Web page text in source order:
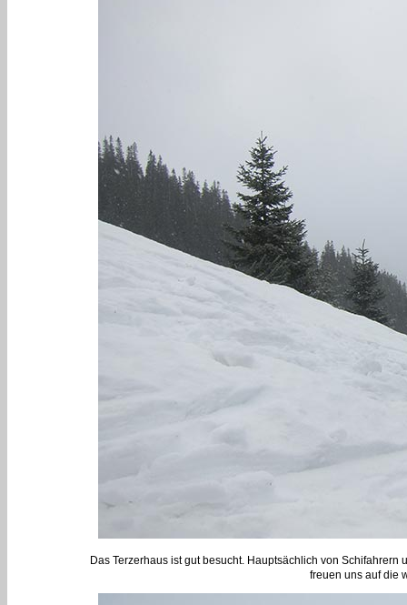
Das Terzerhaus ist gut besucht. Hauptsächlich von
freuen uns auf die